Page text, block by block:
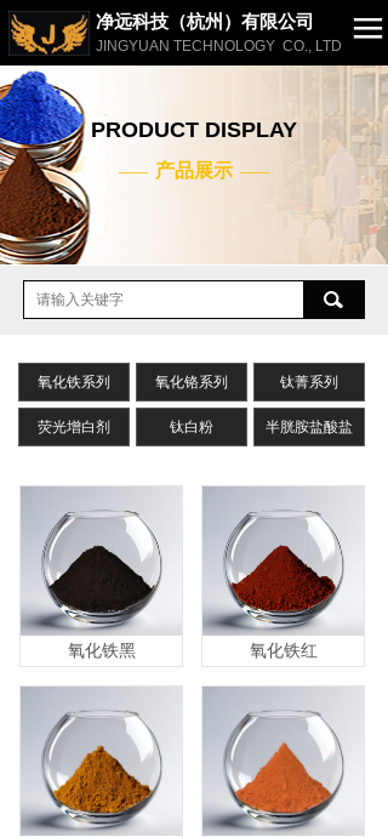
PRODUCT DISPLAY
—— 产品展示 ——
净远科技（杭州）有限公司
JINGYUAN TECHNOLOGY CO., LTD
网站首页
公司简介
产品展示
应用案例
新闻动态
English
氧化铁系列 氧化铬系列 钛菁系列
荧光增白剂 钛白粉 半胱胺盐酸盐
氧化铁黑 氧化铁红